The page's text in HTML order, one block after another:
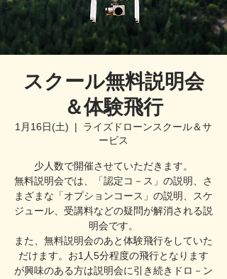
スクール無料説明会
＆体験飛行
1月16日(土)
  |
ライズドローンスクール＆サ
ービス
少人数で開催させていただきます。
無料説明会では、「認定コ－ス」の説明、さ
まざまな「オプションコース」の説明、スケ
ジュール、受講料などの疑問が解消される説
明会です。
また、無料説明会のあと体験飛行をしていた
だけます。お1人5分程度の飛行となります
が興味のある方は説明会に引き続きドロ－ン